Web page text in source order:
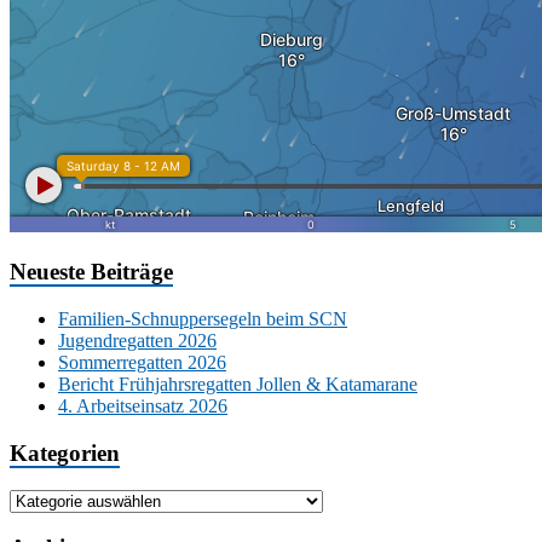
Neueste Beiträge
Familien-Schnuppersegeln beim SCN
Jugendregatten 2026
Sommerregatten 2026
Bericht Frühjahrsregatten Jollen & Katamarane
4. Arbeitseinsatz 2026
Kategorien
Kategorien